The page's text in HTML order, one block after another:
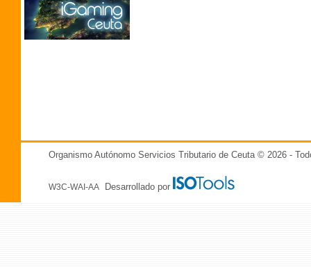
Organismo Autónomo Servicios Tributario de Ceuta © 2026 -
W3C-WAI-AA Desarrollado por